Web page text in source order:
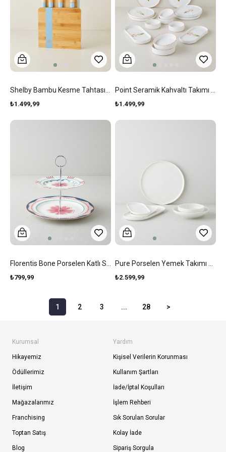
₺1.499,99 ₺1.499,99
₺799,99 ₺2.599,99
1 2 3 ... 28 >
Kurumsal
Hikayemiz
Ödüllerimiz
İletişim
Mağazalarımız
Franchising
Toptan Satış
Blog
Yardım
Kişisel Verilerin Korunması
Kullanım Şartları
İade/İptal Koşulları
İşlem Rehberi
Sık Sorulan Sorular
Kolay İade
Sipariş Sorgula